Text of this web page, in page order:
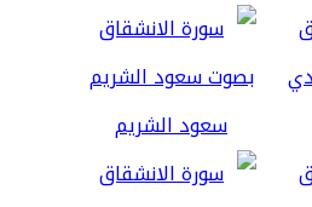
سعود الشريم